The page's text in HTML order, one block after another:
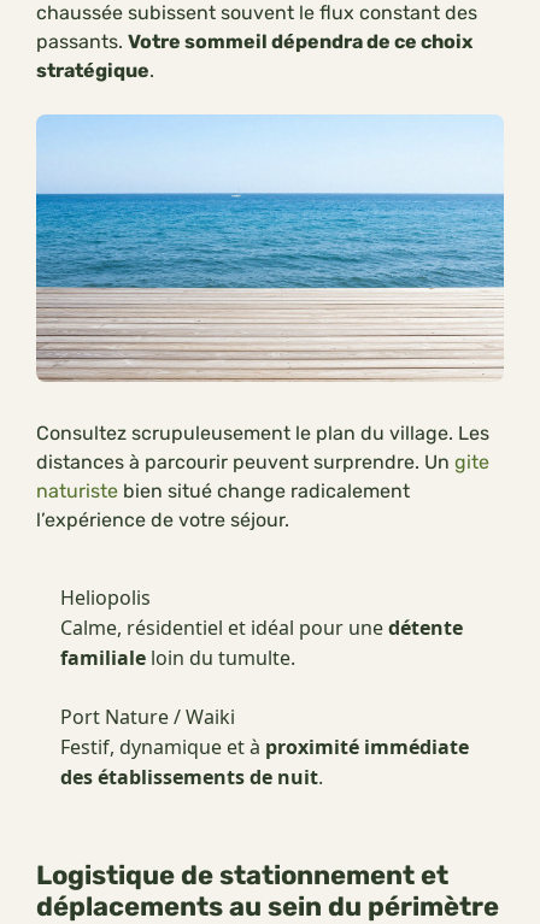
chaussée subissent souvent le flux constant des
passants. Votre sommeil dépendra de ce choix
stratégique.
Consultez scrupuleusement le plan du village. Les
distances à parcourir peuvent surprendre. Un gite
naturiste bien situé change radicalement
l’expérience de votre séjour.
Heliopolis
Calme, résidentiel et idéal pour unedétente
familiale loin du tumulte.
Port Nature / Waiki
Festif, dynamique et à proximité immédiate
des établissements de nuit.
Logistique de stationnement et
déplacements au sein du périmètre